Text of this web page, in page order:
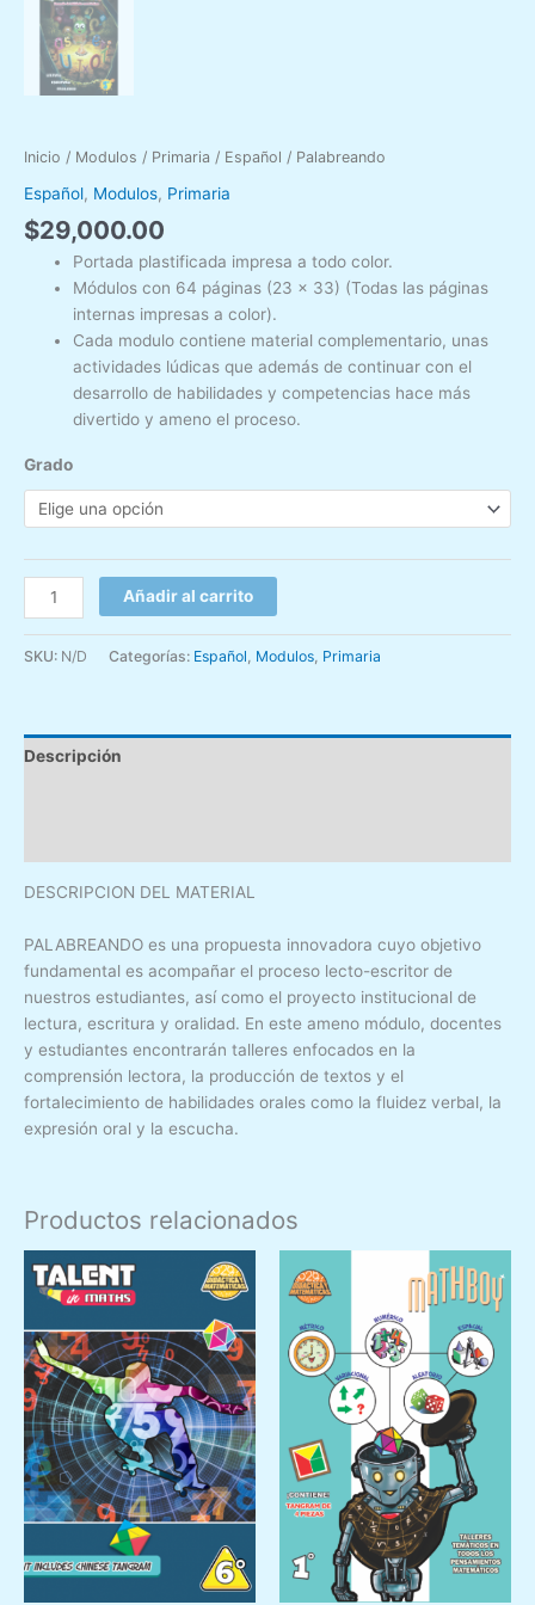
Inicio / Modulos / Primaria / Español / Palabreando
Español, Modulos, Primaria
$29,000.00
Portada plastificada impresa a todo color.
Módulos con 64 páginas (23 x 33) (Todas las páginas
internas impresas a color).
Cada modulo contiene material complementario, unas
actividades lúdicas que además de continuar con el
desarrollo de habilidades y competencias hace más
divertido y ameno el proceso.
Grado
Añadir al carrito
SKU: N/D Categorías: Español Modulos Primaria
Descripción
DESCRIPCION DEL MATERIAL
PALABREANDO es una propuesta innovadora cuyo objetivo
fundamental es acompañar el proceso lecto-escritor de
nuestros estudiantes, así como el proyecto institucional de
lectura, escritura y oralidad. En este ameno módulo, docentes
y estudiantes encontrarán talleres enfocados en la
comprensión lectora, la producción de textos y el
fortalecimiento de habilidades orales como la fluidez verbal, la
expresión oral y la escucha.
Productos relacionados
Este
producto
múltiples
variantes.
Las
opciones
se
pueden
elegir
en
página
tiene
la